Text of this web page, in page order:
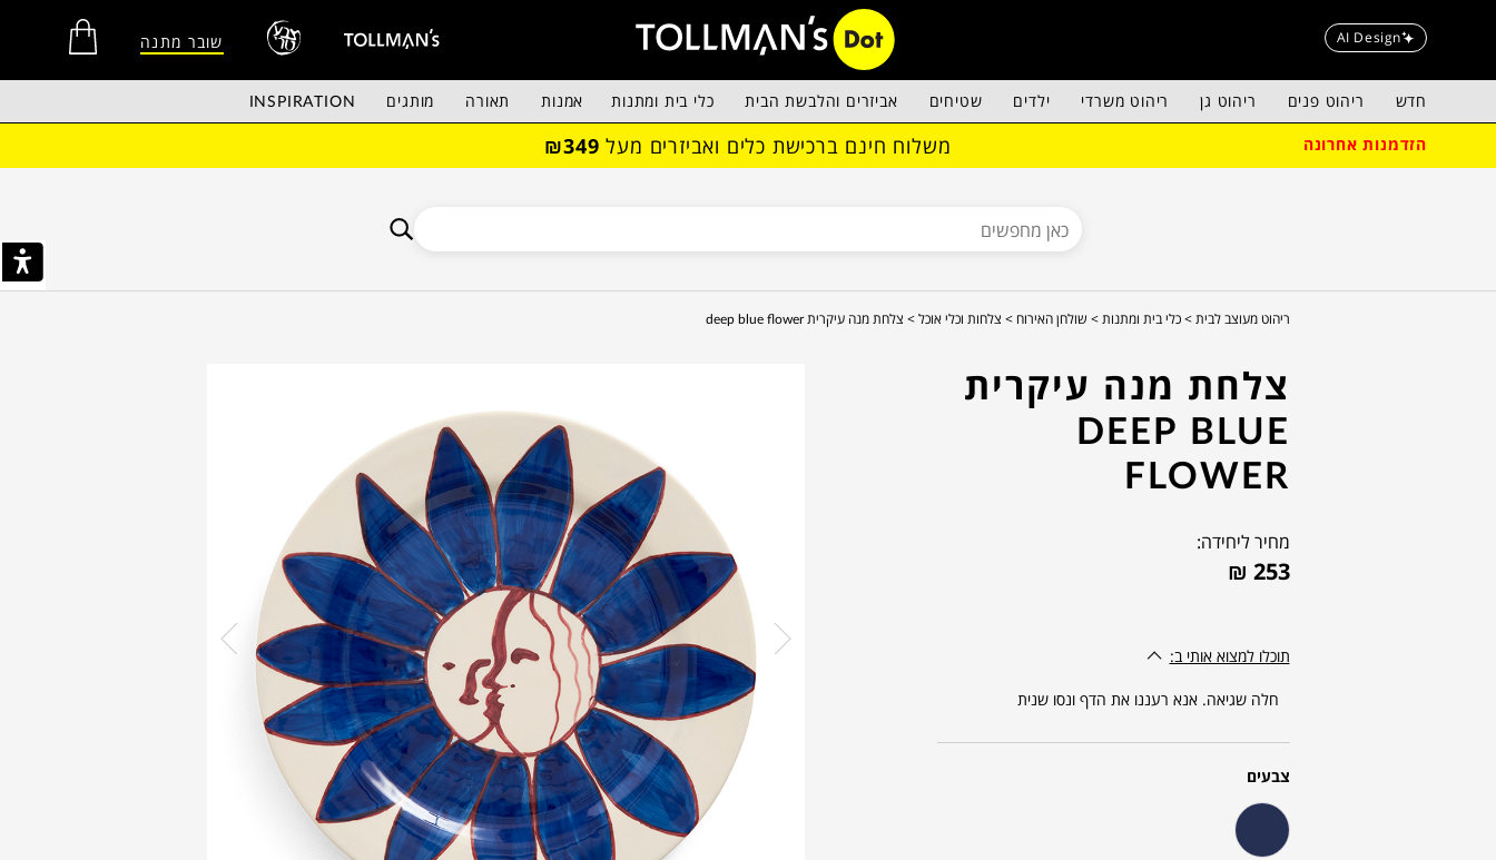
AI Design שובר מתנה
חדש ריהוט פנים ריהוט גן ריהוט משרדי ילדים שטיחים אביזרים והלבשת הבית כלי בית ומתנות אמנות תאורה מותגים INSPIRATION
הזדמנות אחרונה משלוח חינם ברכישת כלים ואביזרים מעל ₪349
ריהוט מעוצב לבית > כלי בית ומתנות > שולחן האירוח > צלחות וכלי אוכל > צלחת מנה עיקרית deep blue flower
צלחת מנה עיקרית
DEEP BLUE
FLOWER
מחיר ליחידה:
₪ 253
תוכלו למצוא אותי ב:
חלה שגיאה. אנא רעננו את הדף ונסו שנית
צבעים